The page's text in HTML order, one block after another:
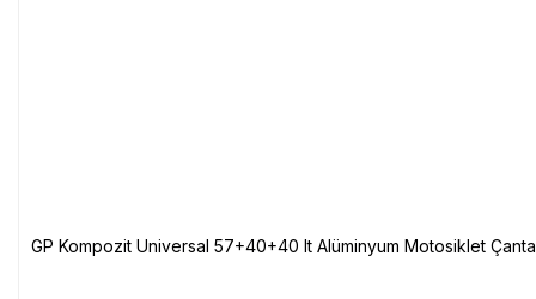
GP Kompozit Universal 57+40+40 lt Alüminyum Motosiklet